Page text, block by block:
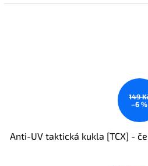
149
–6 %
Anti-UV taktická kukla [TCX] -